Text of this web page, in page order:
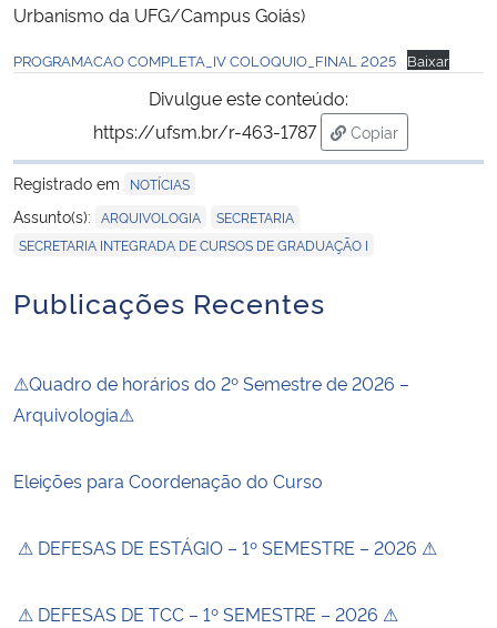
Urbanismo da UFG/Campus Goiás)
PROGRAMACAO COMPLETA_IV COLOQUIO_FINAL 2025 Baixar
Divulgue este conteúdo:
https://ufsm.br/r-463-1787
Copiar
para área de
Registrado em
NOTÍCIAS
Assunto(s): ARQUIVOLOGIA SECRETARIA
SECRETARIA INTEGRADA DE CURSOS DE GRADUAÇÃO I
Publicações Recentes
⚠Quadro de horários do 2º Semestre de 2026 –
Arquivologia⚠
Eleições para Coordenação do Curso
⚠ DEFESAS DE ESTÁGIO – 1º SEMESTRE – 2026 ⚠
⚠ DEFESAS DE TCC – 1º SEMESTRE – 2026 ⚠